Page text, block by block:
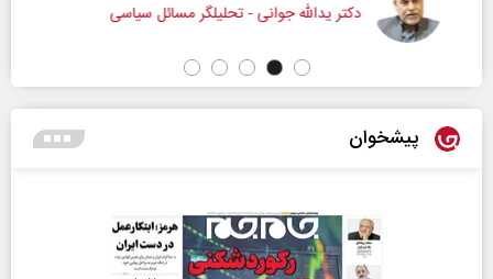
دکتر یدالله جوانی - تحلیلگر مسائل سیاسی
پیشخوان